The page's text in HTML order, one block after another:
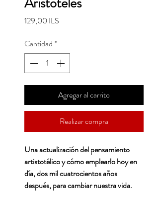
129,00 ILS
Cantidad *
Agregar al carrito
Realizar compra
Una actualización del pensamiento
artistotélico y cómo emplearlo hoy en
día, dos mil cuatrocientos años
después, para cambiar nuestra vida.